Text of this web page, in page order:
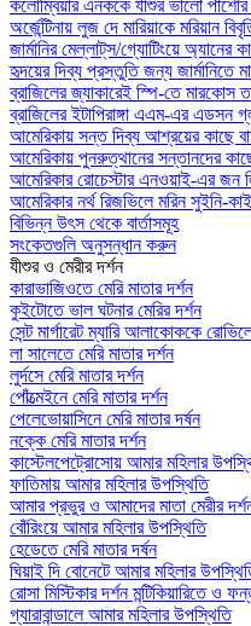
কলোম্বিয়ার এনককে যীশুর ভালো পাশোর
অর্জেন্টিনায় লুজ দে মারিয়াকে মরিয়ান
জার্মানির মেল্লাট্‌স/গ্যোটিংয়ে অ্যানের
হৃদয়ের দিব্য প্রস্তুতি জন্য জার্মানিতে
ব্রাজিলের জ্যাকারেই স্পি-তে মারকোস
ব্রাজিলের ইটাপিরাঙ্গা এএম-এর এডসন
আমেরিকায় সন্ত দিব্য আশ্রয়ের কাছে
আমেরিকায় পুনরুত্থানের সন্তানদের কাছে
আমেরিকার রোচেস্টার এনওয়াই-এর জন
আমেরিকার নর্থ রিজভিলে মরিন সুইনি-
বিভিন্ন উৎস থেকে বার্তাসমূহ
সংকেতগুলি অনুসন্ধান করুন
যীশুর ও মেরীর দর্শন
কারাভাজিওতে মেরি মাতার দর্শন
কুইটোতে ভাল ঘটনার মেরির দর্শন
সেন্ট মার্গারেট ম্যারি আলাকোককে
লা সালেতে মেরি মাতার দর্শন
লুর্দসে মেরি মাতার দর্শন
পোঁত্মেইনে মেরি মাতার দর্শন
পেলেভোয়াসিনে মেরি মাতার দর্ষন
নক্কে মেরি মাতার দর্শন
কাস্টেলপেট্রোসোয় আমার মহিলার
ফাতিমায় আমার মহিলার উপস্থিতি
আমার প্রভুর ও আমাদের মাতা মেরীর
বোঁরিংয়ে আমার মহিলার উপস্থিতি
হেডেতে মেরি মাতার দর্ষন
ঘিয়াই দি বোনেটে আমার মহিলার
রোসা মিস্টিকার দর্শন মন্টিকিয়ারিতে ও
গ্যারাবান্ডালে আমার মহিলার উপস্থিতি